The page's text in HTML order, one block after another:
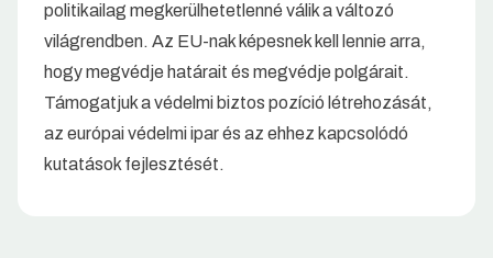
politikailag megkerülhetetlenné válik a változó
világrendben. Az EU-nak képesnek kell lennie arra,
hogy megvédje határait és megvédje polgárait.
Támogatjuk a védelmi biztos pozíció létrehozását,
az európai védelmi ipar és az ehhez kapcsolódó
kutatások fejlesztését.